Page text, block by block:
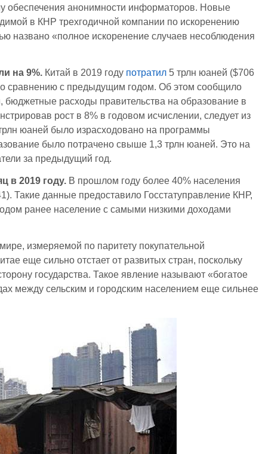
обеспечения анонимности информаторов. Новые
в КНР трехгодичной компании по искоренению
названо «полное искоренение случаев несоблюдения
на 9%. Китай в 2019 году потратил 5 трлн юаней ($706
сравнению с предыдущим годом. Об этом сообщило
бюджетные расходы правительства на образование в
рост в 8% в годовом исчислении, следует из
юаней было израсходовано на программы
было потрачено свыше 1,3 трлн юаней. Это на
за предыдущий год.
в 2019 году. В прошлом году более 40% населения
Такие данные предоставило Госстатуправление КНР,
ранее население с самыми низкими доходами
измеряемой по паритету покупательной
еще сильно отстает от развитых стран, поскольку
государства. Такое явление называют «богатое
между сельским и городским населением еще сильнее